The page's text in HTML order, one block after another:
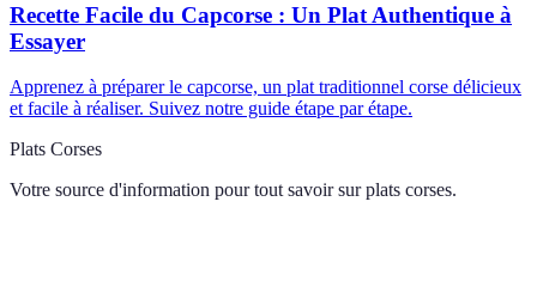
Recette Facile du Capcorse : Un Plat Authentique à
Essayer
Apprenez à préparer le capcorse, un plat traditionnel corse délicieux
et facile à réaliser. Suivez notre guide étape par étape.
Plats Corses
Votre source d'information pour tout savoir sur plats corses.